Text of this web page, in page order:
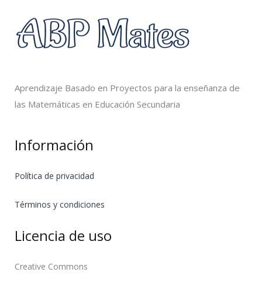
Aprendizaje Basado en Proyectos para la enseñanza de
las Matemáticas en Educación Secundaria
Información
Política de privacidad
Términos y condiciones
Licencia de uso
Creative Commons